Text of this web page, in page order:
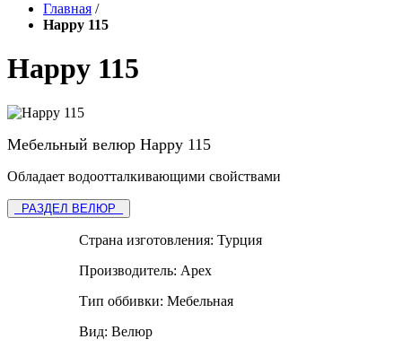
Главная /
Happy 115
Happy 115
Мебельный велюр Happy 115
Обладает водоотталкивающими свойствами
РАЗДЕЛ ВЕЛЮР
Страна изготовления: Турция
Производитель: Apex
Тип оббивки: Мебельная
Вид: Велюр